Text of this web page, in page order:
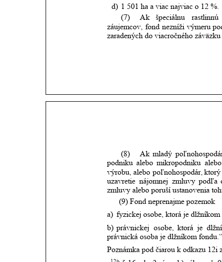
d) 1 501 ha a viac najviac o 12 %.
(7)
Ak špeciálnu
rastlinnú
záujemcov, fond nezníži výmeru
zaradených do viacročného
(8) Ak mladý
podniku alebo mikropodniku alebo
výrobu, alebo poľnohospodár, ktorý
uzavretie nájomnej zmluvy podľa
zmluvy alebo poruší ustanovenia
      (9) Fond neprenajme pozemok
a) fyzickej osobe, ktorá je dlžníkom
b) právnickej osobe, ktorá je
právnická osoba je dlžníkom
Poznámka pod čiarou k odkazu 12i